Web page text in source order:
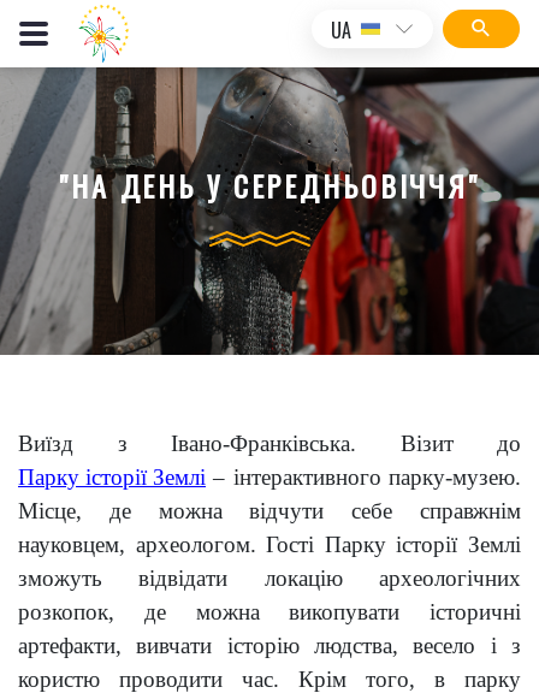
UA
"НА ДЕНЬ У СЕРЕДНЬОВІЧЧЯ"
Виїзд з Івано-Франківська. Візит до
Парку історії Землі – інтерактивного парку-музею.
Місце, де можна відчути себе справжнім
науковцем, археологом. Гості Парку історії Землі
зможуть відвідати локацію археологічних
розкопок, де можна викопувати історичні
артефакти, вивчати історію людства, весело і з
користю проводити час. Крім того, в парку